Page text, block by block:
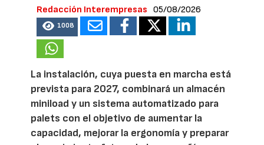
Redacción Interempresas 05/08/2026
1008
La instalación, cuya puesta en marcha está
prevista para 2027, combinará un almacén
miniload y un sistema automatizado para
palets con el objetivo de aumentar la
capacidad, mejorar la ergonomía y preparar